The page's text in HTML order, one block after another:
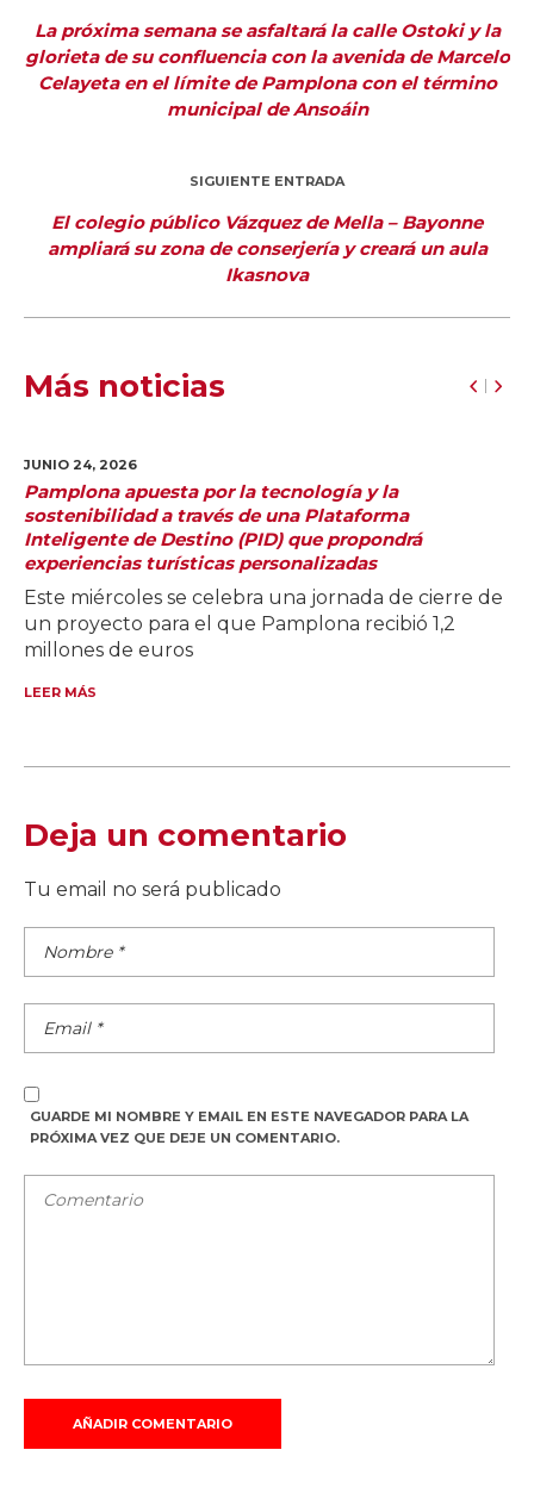
La próxima semana se asfaltará la calle Ostoki y la
glorieta de su confluencia con la avenida de Marcelo
Celayeta en el límite de Pamplona con el término
municipal de Ansoáin
SIGUIENTE ENTRADA
El colegio público Vázquez de Mella – Bayonne
ampliará su zona de conserjería y creará un aula
Ikasnova
Más noticias
JUNIO 24, 2026
Pamplona apuesta por la tecnología y la
sostenibilidad a través de una Plataforma
Inteligente de Destino (PID) que propondrá
experiencias turísticas personalizadas
Este miércoles se celebra una jornada de cierre de
un proyecto para el que Pamplona recibió 1,2
millones de euros
LEER MÁS
Deja un comentario
Tu email no será publicado
GUARDE MI NOMBRE Y EMAIL EN ESTE NAVEGADOR PARA LA
PRÓXIMA VEZ QUE DEJE UN COMENTARIO.